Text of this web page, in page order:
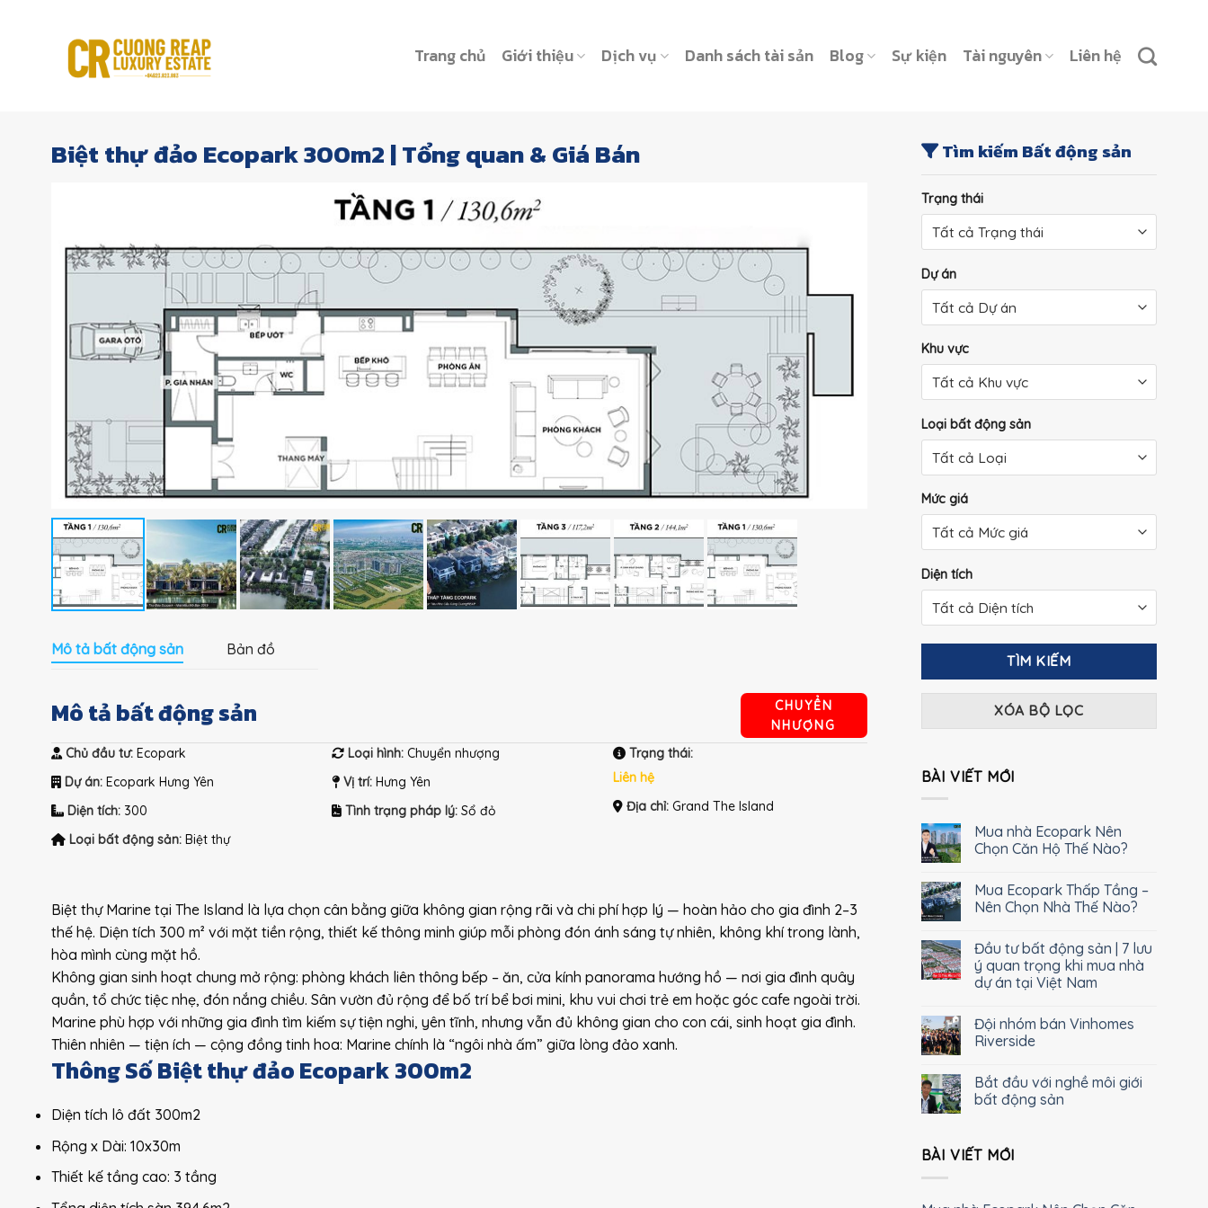
Trang chủ Giới thiệu Dịch vụ Danh sách tài sản Blog Sự kiện Tài nguyên Liên hệ
Biệt thự đảo Ecopark 300m2 | Tổng quan & Giá Bán
Mô tả bất động sản Bản đồ
Mô tả bất động sản
CHUYỂN
NHƯỢNG
Chủ đầu tư: Ecopark
Dự án: Ecopark Hưng Yên
Diện tích: 300
Loại bất động sản: Biệt thự
Loại hình: Chuyển nhượng
Vị trí: Hưng Yên
Tình trạng pháp lý: Sổ đỏ
Trạng thái:
Liên hệ
Địa chỉ:Grand The Island
Biệt thự Marine tại The Island là lựa chọn cân bằng giữa không gian rộng rãi và chi phí hợp lý — hoàn hảo cho gia đình 2–3
thế hệ. Diện tích 300 m² với mặt tiền rộng, thiết kế thông minh giúp mỗi phòng đón ánh sáng tự nhiên, không khí trong lành,
hòa mình cùng mặt hồ.
Không gian sinh hoạt chung mở rộng: phòng khách liên thông bếp – ăn, cửa kính panorama hướng hồ — nơi gia đình quây
quần, tổ chức tiệc nhẹ, đón nắng chiều. Sân vườn đủ rộng để bố trí bể bơi mini, khu vui chơi trẻ em hoặc góc cafe ngoài trời.
Marine phù hợp với những gia đình tìm kiếm sự tiện nghi, yên tĩnh, nhưng vẫn đủ không gian cho con cái, sinh hoạt gia đình.
Thiên nhiên — tiện ích — cộng đồng tinh hoa: Marine chính là “ngôi nhà ấm” giữa lòng đảo xanh.
Thông Số Biệt thự đảo Ecopark 300m2
Diện tích lô đất 300m2
Rộng x Dài: 10x30m
Thiết kế tầng cao: 3 tầng
Tìm kiếm Bất động sản
Trạng thái
Dự án
Khu vực
Loại bất động sản
Mức giá
Diện tích
TÌM KIẾM
XÓA BỘ LỌC
BÀI VIẾT MỚI
Mua nhà Ecopark Nên
Chọn Căn Hộ Thế Nào?
Mua Ecopark Thấp Tầng –
Nên Chọn Nhà Thế Nào?
Đầu tư bất động sản | 7 lưu
ý quan trọng khi mua nhà
dự án tại Việt Nam
Đội nhóm bán Vinhomes
Riverside
Bắt đầu với nghề môi giới
bất động sản
BÀI VIẾT MỚI